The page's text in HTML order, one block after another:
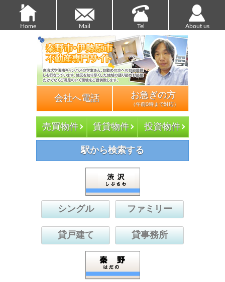
Home Mail Tel About us
会社へ電話 お急ぎの方
（午前0時まで対応）